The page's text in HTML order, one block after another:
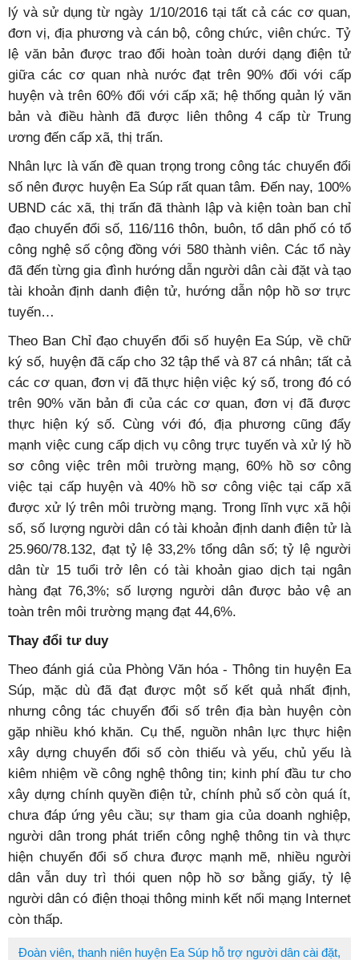
lý và sử dụng từ ngày 1/10/2016 tại tất cả các cơ quan,
đơn vị, địa phương và cán bộ, công chức, viên chức. Tỷ
lệ văn bản được trao đổi hoàn toàn dưới dạng điện tử
giữa các cơ quan nhà nước đạt trên 90% đối với cấp
huyện và trên 60% đối với cấp xã; hệ thống quản lý văn
bản và điều hành đã được liên thông 4 cấp từ Trung
ương đến cấp xã, thị trấn.
Nhân lực là vấn đề quan trọng trong công tác chuyển đổi
số nên được huyện Ea Súp rất quan tâm. Đến nay, 100%
UBND các xã, thị trấn đã thành lập và kiện toàn ban chỉ
đạo chuyển đổi số, 116/116 thôn, buôn, tổ dân phố có tổ
công nghệ số cộng đồng với 580 thành viên. Các tổ này
đã đến từng gia đình hướng dẫn người dân cài đặt và tạo
tài khoản định danh điện tử, hướng dẫn nộp hồ sơ trực
tuyến…
Theo Ban Chỉ đạo chuyển đổi số huyện Ea Súp, về chữ
ký số, huyện đã cấp cho 32 tập thể và 87 cá nhân; tất cả
các cơ quan, đơn vị đã thực hiện việc ký số, trong đó có
trên 90% văn bản đi của các cơ quan, đơn vị đã được
thực hiện ký số. Cùng với đó, địa phương cũng đẩy
mạnh việc cung cấp dịch vụ công trực tuyến và xử lý hồ
sơ công việc trên môi trường mạng, 60% hồ sơ công
việc tại cấp huyện và 40% hồ sơ công việc tại cấp xã
được xử lý trên môi trường mạng. Trong lĩnh vực xã hội
số, số lượng người dân có tài khoản định danh điện tử là
25.960/78.132, đạt tỷ lệ 33,2% tổng dân số; tỷ lệ người
dân từ 15 tuổi trở lên có tài khoản giao dịch tại ngân
hàng đạt 76,3%; số lượng người dân được bảo vệ an
toàn trên môi trường mạng đạt 44,6%.
Thay đổi tư duy
Theo đánh giá của Phòng Văn hóa - Thông tin huyện Ea
Súp, mặc dù đã đạt được một số kết quả nhất định,
nhưng công tác chuyển đổi số trên địa bàn huyện còn
gặp nhiều khó khăn. Cụ thể, nguồn nhân lực thực hiện
xây dựng chuyển đổi số còn thiếu và yếu, chủ yếu là
kiêm nhiệm về công nghệ thông tin; kinh phí đầu tư cho
xây dựng chính quyền điện tử, chính phủ số còn quá ít,
chưa đáp ứng yêu cầu; sự tham gia của doanh nghiệp,
người dân trong phát triển công nghệ thông tin và thực
hiện chuyển đổi số chưa được mạnh mẽ, nhiều người
dân vẫn duy trì thói quen nộp hồ sơ bằng giấy, tỷ lệ
người dân có điện thoại thông minh kết nối mạng Internet
còn thấp.
Đoàn viên, thanh niên huyện Ea Súp hỗ trợ người dân cài đặt,